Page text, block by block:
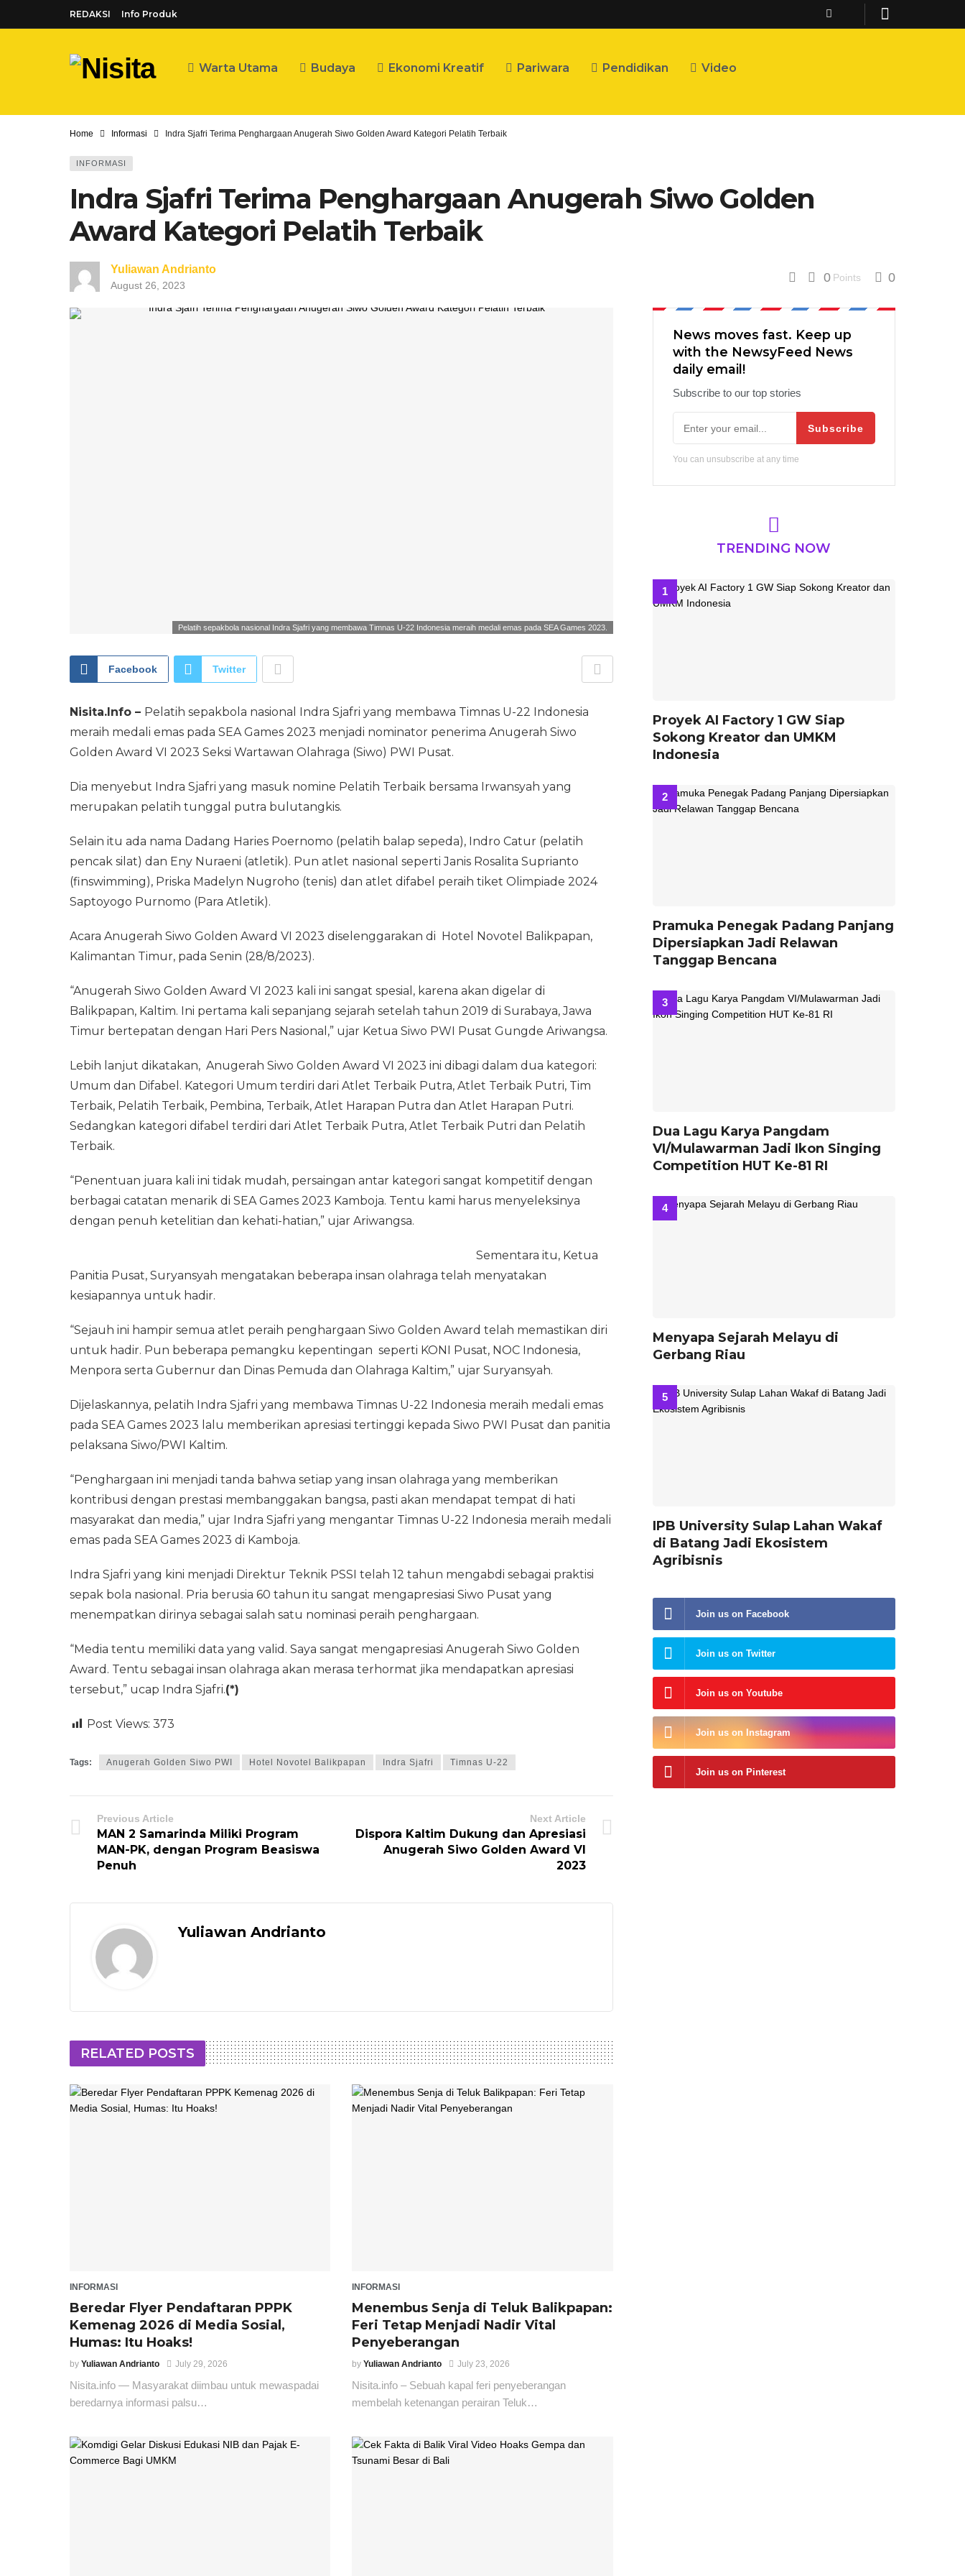
REDAKSI Info Produk
Warta Utama Budaya Ekonomi Kreatif Pariwara Pendidikan Video
Home Informasi Indra Sjafri Terima Penghargaan Anugerah Siwo Golden Award Kategori Pelatih Terbaik
INFORMASI
Indra Sjafri Terima Penghargaan Anugerah Siwo Golden
Award Kategori Pelatih Terbaik
Yuliawan Andrianto
August 26, 2023
0 Points 0
Pelatih sepakbola nasional Indra Sjafri yang membawa Timnas U-22 Indonesia meraih medali emas pada SEA Games 2023.
Facebook Twitter
Nisita.Info – Pelatih sepakbola nasional Indra Sjafri yang membawa Timnas U-22 Indonesia
meraih medali emas pada SEA Games 2023 menjadi nominator penerima Anugerah Siwo
Golden Award VI 2023 Seksi Wartawan Olahraga (Siwo) PWI Pusat.
Dia menyebut Indra Sjafri yang masuk nomine Pelatih Terbaik bersama Irwansyah yang
merupakan pelatih tunggal putra bulutangkis.
Selain itu ada nama Dadang Haries Poernomo (pelatih balap sepeda), Indro Catur (pelatih
pencak silat) dan Eny Nuraeni (atletik). Pun atlet nasional seperti Janis Rosalita Suprianto
(finswimming), Priska Madelyn Nugroho (tenis) dan atlet difabel peraih tiket Olimpiade 2024
Saptoyogo Purnomo (Para Atletik).
Acara Anugerah Siwo Golden Award VI 2023 diselenggarakan di Hotel Novotel Balikpapan,
Kalimantan Timur, pada Senin (28/8/2023).
“Anugerah Siwo Golden Award VI 2023 kali ini sangat spesial, karena akan digelar di
Balikpapan, Kaltim. Ini pertama kali sepanjang sejarah setelah tahun 2019 di Surabaya, Jawa
Timur bertepatan dengan Hari Pers Nasional,” ujar Ketua Siwo PWI Pusat Gungde Ariwangsa.
Lebih lanjut dikatakan, Anugerah Siwo Golden Award VI 2023 ini dibagi dalam dua kategori:
Umum dan Difabel. Kategori Umum terdiri dari Atlet Terbaik Putra, Atlet Terbaik Putri, Tim
Terbaik, Pelatih Terbaik, Pembina, Terbaik, Atlet Harapan Putra dan Atlet Harapan Putri.
Sedangkan kategori difabel terdiri dari Atlet Terbaik Putra, Atlet Terbaik Putri dan Pelatih
Terbaik.
“Penentuan juara kali ini tidak mudah, persaingan antar kategori sangat kompetitif dengan
berbagai catatan menarik di SEA Games 2023 Kamboja. Tentu kami harus menyeleksinya
dengan penuh ketelitian dan kehati-hatian,” ujar Ariwangsa.
Sementara itu, Ketua
Panitia Pusat, Suryansyah mengatakan beberapa insan olahraga telah menyatakan
kesiapannya untuk hadir.
“Sejauh ini hampir semua atlet peraih penghargaan Siwo Golden Award telah memastikan diri
untuk hadir. Pun beberapa pemangku kepentingan seperti KONI Pusat, NOC Indonesia,
Menpora serta Gubernur dan Dinas Pemuda dan Olahraga Kaltim,” ujar Suryansyah.
Dijelaskannya, pelatih Indra Sjafri yang membawa Timnas U-22 Indonesia meraih medali emas
pada SEA Games 2023 lalu memberikan apresiasi tertinggi kepada Siwo PWI Pusat dan panitia
pelaksana Siwo/PWI Kaltim.
“Penghargaan ini menjadi tanda bahwa setiap yang insan olahraga yang memberikan
kontribusi dengan prestasi membanggakan bangsa, pasti akan mendapat tempat di hati
masyarakat dan media,” ujar Indra Sjafri yang mengantar Timnas U-22 Indonesia meraih medali
emas pada SEA Games 2023 di Kamboja.
Indra Sjafri yang kini menjadi Direktur Teknik PSSI telah 12 tahun mengabdi sebagai praktisi
sepak bola nasional. Pria berusia 60 tahun itu sangat mengapresiasi Siwo Pusat yang
menempatkan dirinya sebagai salah satu nominasi peraih penghargaan.
“Media tentu memiliki data yang valid. Saya sangat mengapresiasi Anugerah Siwo Golden
Award. Tentu sebagai insan olahraga akan merasa terhormat jika mendapatkan apresiasi
tersebut,” ucap Indra Sjafri.(*)
Post Views: 373
Tags: Anugerah Golden Siwo PWI Hotel Novotel Balikpapan Indra Sjafri Timnas U-22
Previous Article
MAN 2 Samarinda Miliki Program
MAN-PK, dengan Program Beasiswa
Penuh
Next Article
Dispora Kaltim Dukung dan Apresiasi
Anugerah Siwo Golden Award VI
2023
Yuliawan Andrianto
RELATED POSTS
INFORMASI
Beredar Flyer Pendaftaran PPPK
Kemenag 2026 di Media Sosial,
Humas: Itu Hoaks!
by Yuliawan Andrianto July 29, 2026
Nisita.info — Masyarakat diimbau untuk mewaspadai
beredarnya informasi palsu…
INFORMASI
Menembus Senja di Teluk Balikpapan:
Feri Tetap Menjadi Nadir Vital
Penyeberangan
byYuliawan Andrianto July 23, 2026
Nisita.info – Sebuah kapal feri penyeberangan
membelah ketenangan perairan Teluk…
News moves fast. Keep up
with the NewsyFeed News
daily email!
Subscribe to our top stories
Subscribe
You can unsubscribe at any time
TRENDING NOW
Proyek AI Factory 1 GW Siap
Sokong Kreator dan UMKM
Indonesia
Pramuka Penegak Padang Panjang
Dipersiapkan Jadi Relawan
Tanggap Bencana
Dua Lagu Karya Pangdam
VI/Mulawarman Jadi Ikon Singing
Competition HUT Ke-81 RI
Menyapa Sejarah Melayu di
Gerbang Riau
IPB University Sulap Lahan Wakaf
di Batang Jadi Ekosistem
Agribisnis
Join us on Facebook
Join us on Twitter
Join us on Youtube
Join us on Instagram
Join us on Pinterest